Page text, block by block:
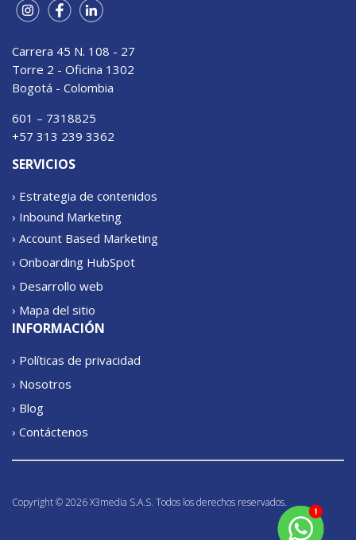
Carrera 45 N. 108 - 27
Torre 2 - Oficina 1302
Bogotá - Colombia
601 – 7318825
+57 313 239 3362
SERVICIOS
› Estrategia de contenidos
› Inbound Marketing
› Account Based Marketing
› Onboarding HubSpot
› Desarrollo web
› Mapa del sitio
INFORMACIÓN
› Políticas de privacidad
› Nosotros
› Blog
› Contáctenos
Copyright © 2026 X3media S.A.S. Todos los derechos reservados.